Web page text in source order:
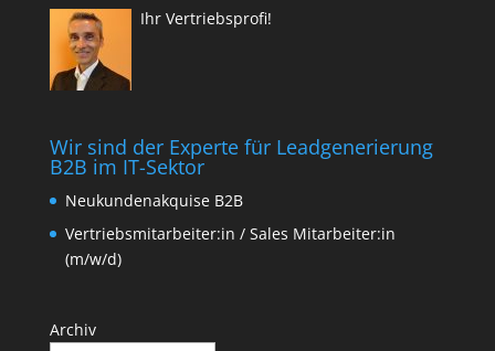
Ihr Vertriebsprofi!
Wir sind der Experte für Leadgenerierung
B2B im IT-Sektor
Neukundenakquise B2B
Vertriebsmitarbeiter:in / Sales Mitarbeiter:in
(m/w/d)
Archiv